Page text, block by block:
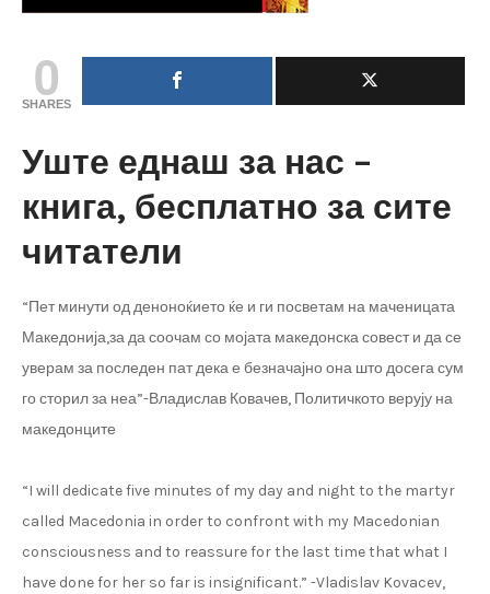
0
SHARES
Уште еднаш за нас –
книга, бесплатно за сите
читатели
“Пет минути од деноноќието ќе и ги посветам на маченицата
Македонија,за да соочам со мојата македонска совест и да се
уверам за последен пат дека е безначајно она што досега сум
го сторил за неа”-Владислав Ковачев, Политичкото верују на
македонците
“I will dedicate five minutes of my day and night to the martyr
called Macedonia in order to confront with my Macedonian
consciousness and to reassure for the last time that what I
have done for her so far is insignificant.” -Vladislav Kovacev,